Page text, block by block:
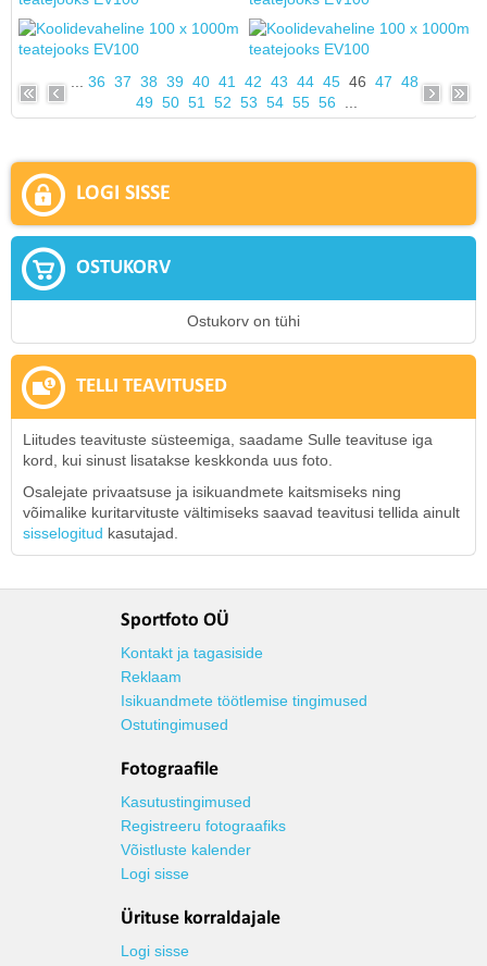
36 37 38 39 40 41 42 43 44 45 46 47 48
49 50 51 52 53 54 55 56
LOGI SISSE
OSTUKORV
Ostukorv on tühi
TELLI TEAVITUSED
Liitudes teavituste süsteemiga, saadame Sulle teavituse iga
kord, kui sinust lisatakse keskkonda uus foto.
Osalejate privaatsuse ja isikuandmete kaitsmiseks ning
võimalike kuritarvituste vältimiseks saavad teavitusi tellida ainult
sisselogitud kasutajad.
Sportfoto OÜ
Kontakt ja tagasiside
Reklaam
Isikuandmete töötlemise tingimused
Ostutingimused
Fotograafile
Kasutustingimused
Registreeru fotograafiks
Võistluste kalender
Logi sisse
Ürituse korraldajale
Logi sisse